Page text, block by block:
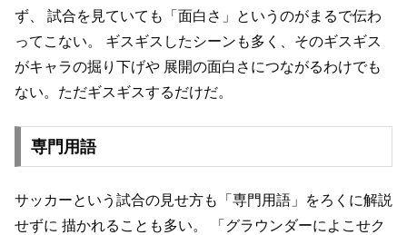
ず、
試合を見ていても「面白さ」というのがまるで伝わ
ってこない。
ギスギスしたシーンも多く、そのギスギス
がキャラの掘り下げや 展開の面白さにつながるわけでも
ない。ただギスギスするだけだ。
専門用語
サッカーという試合の見せ方も「専門用語」をろくに解説
せずに 描かれることも多い。
「グラウンダーによこせク